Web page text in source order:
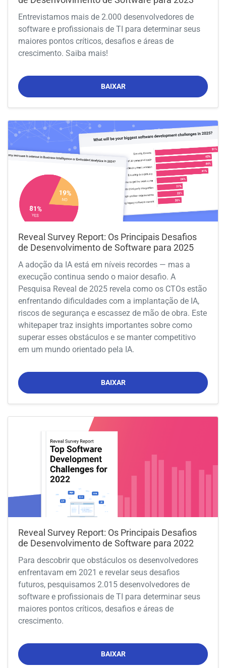
Entrevistamos mais de 2.000 desenvolvedores de
software e profissionais de TI para determinar seus
maiores pontos críticos, desafios e áreas de
crescimento. Saiba mais!
BAIXAR
Reveal Survey Report: Os Principais Desafios
de Desenvolvimento de Software para 2025
A adoção da IA está em níveis recordes — mas a
execução continua sendo o maior desafio. A
Pesquisa Reveal de 2025 revela como os CTOs estão
enfrentando dificuldades com a implantação de IA,
riscos de segurança e escassez de mão de obra. Este
whitepaper traz insights importantes sobre como
superar esses obstáculos e se manter competitivo
em um mundo orientado pela IA.
BAIXAR
Reveal Survey Report: Os Principais Desafios
de Desenvolvimento de Software para 2022
Para descobrir que obstáculos os desenvolvedores
enfrentavam em 2021 e revelar seus desafios
futuros, pesquisamos 2.015 desenvolvedores de
software e profissionais de TI para determinar seus
maiores pontos críticos, desafios e áreas de
crescimento.
BAIXAR